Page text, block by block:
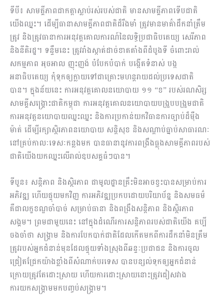
ទីបី៖ សាមគ្គីភាពជាកត្តាស្លាប់រស់របស់ជាតិ មានសាមគ្គីភាពទើបជាតិ
យើងឈ្នះ។ ដើម្បីធានាសាមគ្គីភាពជាតិដ៏រឹងមាំ ត្រូវមានមាគ៌ាដឹកនាំត្រឹម
ត្រូវ និងត្រូវធានាការអនុវត្តគោលការណ៍នៃលទ្ធិប្រជាធិបតេយ្យ សេរីភាព
និងនីតិរដ្ឋ។​ ទន្ទឹមនេះ ត្រូវរាំងស្កាត់ដាច់ខា​តតាំងពីដំបូងទី ចំពោះរាល់
សកម្មភាព អុចអាល ញុះញង់ បំបែកបំបាក់ បង្កើតទំនាស់ បង្ក
អនាធិបតេយ្យ កុំទុកឲ្យក្លាយទៅជាគ្រោះមហន្តរាយដល់ប្រទេសជាតិ
បាន។ ក្នុងន័យនេះ ការអនុវត្តគោលនយោបាយ ១១ “ខ” របស់រណសិរ្ស
សាមគ្គីសង្រ្គោះជាតិកម្ពុជា ការអនុវត្តគោលនយោបាយបង្រួបបង្រួមជាតិ
ការអនុវត្តនយោបាយឈ្នះឈ្នះ និងការប្រកាន់យកវិធានការច្បាប់ដ៏ម៉ឺង
ម៉ាត់ ដើម្បីរក្សាស្ថិរភាពនយោបាយ សន្តិសុខ និងសណ្តាប់ធ្នាប់សាធារណៈ
នៅគ្រប់កាលៈទេសៈកន្លងមក បានធានានូវការពង្រឹងធ្លុងសាមគ្គីភាពរបស់
ជាតិយើងយកឈ្នះលើរាល់ឧបសគ្គធំៗបាន។​
ទីបួន៖ សន្តិភាព និងស្ថិរភាព ជាមូលដ្ឋានគ្រឹះមិនអាចខ្វះបានសម្រាប់ការ
អភិវឌ្ឍ ហើយផ្ទុយមកវិញ ការអភិវឌ្ឍប្រកបដោយបរិយាប័ន្ន និងសមធម៌
គឺជាលក្ខខណ្ឌចាំបាច់ សម្រាប់ធានា និងពង្រឹងសន្តិភាព និងស្ថិរភាព
សង្គម។ ព្រមជាមួយនេះ នៅក្នុងដំណើរការសន្តិភាពរបស់ជាតិយើង គប្បី
ចងចាំថា សង្គ្រាម និងការបែកបាក់ជាតិដែលកើតមកពីការដឹកនាំមិនត្រឹម
ត្រូវរបស់អ្នកជំនាន់មុនដែលផ្ទុយទាំងស្រុងពីឆន្ទៈប្រជាជន និងការចូល
ជ្រៀតជ្រែកយ៉ាងខ្លាំងពីសំណាក់បរទេស បានបន្សល់ទុកឲ្យអ្នកជំនាន់
ក្រោយត្រូវតែដោះស្រាយ ហើយការដោះស្រាយនោះត្រូវជៀសវាង
ការយកសង្រ្គាមមកបញ្ចប់សង្រ្គាម។